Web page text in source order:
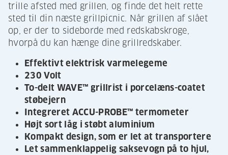
trille afsted med grillen, og finde det helt rette
sted til din næste grillpicnic. Når grillen af slået
op, er der to sideborde med redskabskroge,
hvorpå du kan hænge dine grillredskaber.
Effektivt elektrisk varmelegeme
230 Volt
To-delt WAVE™ grillrist i porcelæns-coatet
støbejern
Integreret ACCU-PROBE™ termometer
Højt sort låg i støbt aluminium
Kompakt design, som er let at transportere
Let sammenklappelig saksevogn på to hjul,